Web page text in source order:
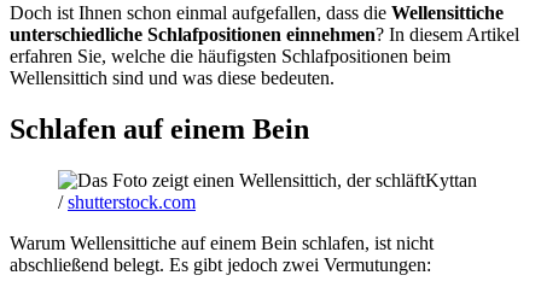
Doch ist Ihnen schon einmal aufgefallen, dass die Wellensittiche
unterschiedliche Schlafpositionen einnehmen? In diesem Artikel
erfahren Sie, welche die häufigsten Schlafpositionen beim
Wellensittich sind und was diese bedeuten.
Schlafen auf einem Bein
Kyttan
/shutterstock.com
Warum Wellensittiche auf einem Bein schlafen, ist nicht
abschließend belegt. Es gibt jedoch zwei Vermutungen: